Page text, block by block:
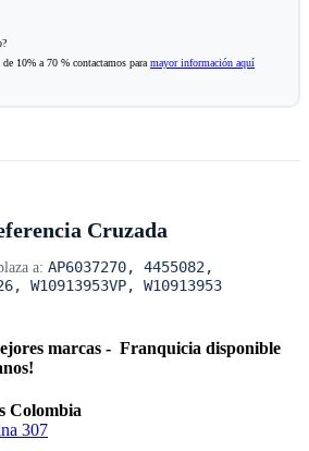
10% a 70 % contactamos para mayor información aquí
Cruzada
a: AP6037270, 4455082,
W10913953VP, W10913953
marcas - Franquicia disponible
Colombia
307